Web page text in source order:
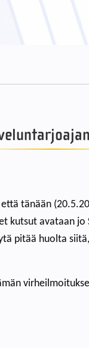
tänään
kutsut avataan jo
pitää huolta